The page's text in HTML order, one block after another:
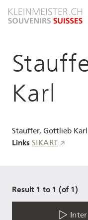
zum
Karl
Stauffer, Gottlieb
Links SIKART
Result 1 to 1 (of 1)